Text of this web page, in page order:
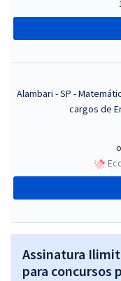
Alambari - SP -
cargos de
Assinatura
para concursos